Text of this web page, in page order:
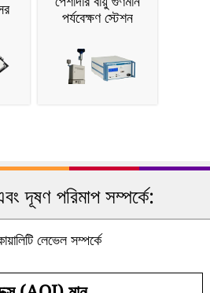
পর্যবেক্ষণ স্টেশন
দূষণ পরিমাপ সম্পর্কে:
লেভেল সম্পর্কে